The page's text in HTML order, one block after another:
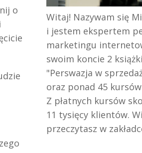
o
Witaj! Nazywam się
i jestem ekspertem
marketingu
swoim koncie 2
"Perswazja w
oraz ponad 45
Z płatnych kursów
11 tysięcy klientów.
przeczytasz w